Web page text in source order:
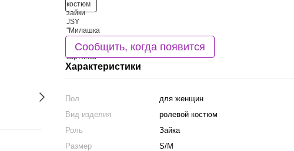
Сообщить, когда появится
Характеристики
Пол
для женщин
Вид изделия
ролевой костюм
Роль
Зайка
Размер
S/M